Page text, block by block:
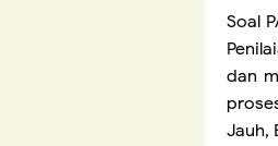
Soal
dan
Jauh,